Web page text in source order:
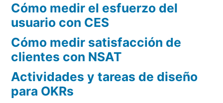
Cómo medir el esfuerzo del
usuario con CES
Cómo medir satisfacción de
clientes con NSAT
Actividades y tareas de diseño
para OKRs